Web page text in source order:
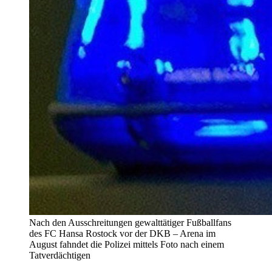
Nach den Ausschreitungen gewalttätiger Fußballfans
des FC Hansa Rostock vor der DKB – Arena im
August fahndet die Polizei mittels Foto nach einem
Tatverdächtigen